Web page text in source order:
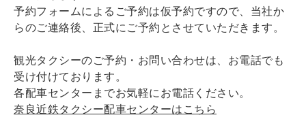
予約フォームによるご予約は仮予約ですので、当社か
らのご連絡後、正式にご予約とさせていただきます。
観光タクシーのご予約・お問い合わせは、お電話でも
受け付けております。
各配車センターまでお気軽にお電話ください。
奈良近鉄タクシー配車センターはこちら